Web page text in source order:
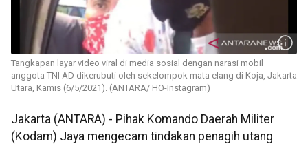
Tangkapan layar video viral di media sosial dengan narasi mobil
anggota TNI AD dikerubuti oleh sekelompok mata elang di Koja, Jakarta
Utara, Kamis (6/5/2021). (ANTARA/ HO-Instagram)
Jakarta (ANTARA) - Pihak Komando Daerah Militer
(Kodam) Jaya mengecam tindakan penagih utang